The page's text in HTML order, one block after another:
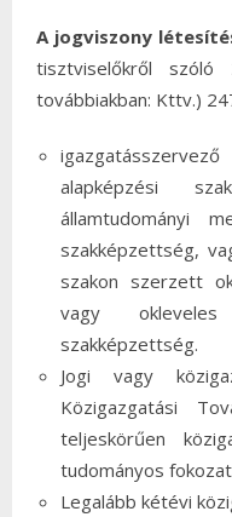
A jogviszony
tisztviselőkről
továbbiakban: Kttv.)
alapképzési
államtudományi
szakképzettség,
szakon szerzett
vagy okleveles
szakképzettség.
Jogi vagy
Közigazgatási
teljeskörűen
tudományos
Legalább kétévi